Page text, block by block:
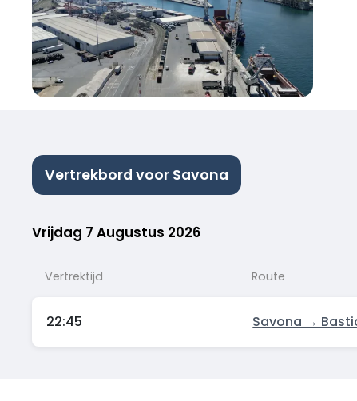
Vertrekbord voor Savona
Vrijdag 7 Augustus 2026
Vertrektijd Route
22:45 Savona →